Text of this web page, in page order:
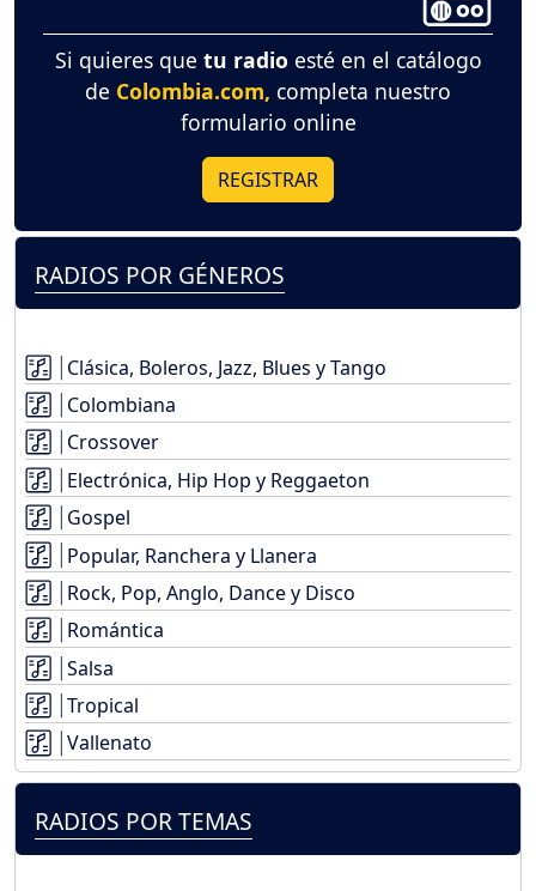
Si quieres que tu radio esté en el catálogo
de Colombia.com, completa nuestro
formulario online
REGISTRAR
RADIOS POR GÉNEROS
Clásica, Boleros, Jazz, Blues y Tango
Colombiana
Crossover
Electrónica, Hip Hop y Reggaeton
Gospel
Popular, Ranchera y Llanera
Rock, Pop, Anglo, Dance y Disco
Romántica
Salsa
Tropical
Vallenato
RADIOS POR TEMAS